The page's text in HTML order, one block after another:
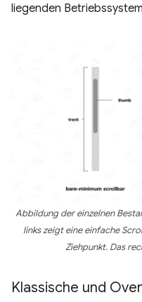
liegenden
Abbildung der einzelnen
links zeigt eine einfache
Ziehpunkt. Das
Klassische und